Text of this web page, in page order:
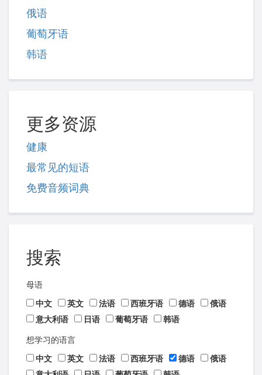
俄语
葡萄牙语
韩语
更多资源
健康
最常见的短语
免费音频词典
搜索
母语
中文
英文 法语 西班牙语 德语
俄语
意大利语
日语 葡萄牙语 韩语
想学习的语言
中文
英文 法语 西班牙语 德语
俄语